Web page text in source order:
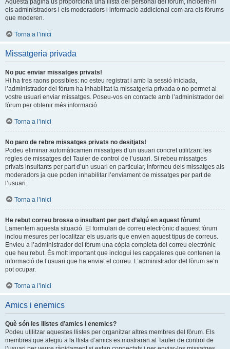
Aquesta pàgina us proporciona una llista del personal del fòrum, incloent-hi
els administradors i els moderadors i informació addicional com ara els fòrums
que moderen.
Torna a l’inici
Missatgeria privada
No puc enviar missatges privats!
Hi ha tres raons possibles: no esteu registrat i amb la sessió iniciada,
l’administrador del fòrum ha inhabilitat la missatgeria privada o no permet al
vostre usuari enviar missatges. Poseu-vos en contacte amb l’administrador del
fòrum per obtenir més informació.
Torna a l’inici
No paro de rebre missatges privats no desitjats!
Podeu eliminar automàticamen missatges d’un usuari concret utilitzant les
regles de missatges del Tauler de control de l’usuari. Si rebeu missatges
privats insultants per part d’un usuari en particular, informeu dels missatges als
moderadors ja que poden inhabilitar l’enviament de missatges per part de
l’usuari.
Torna a l’inici
He rebut correu brossa o insultant per part d’algú en aquest fòrum!
Lamentem aquesta situació. El formulari de correu electrònic d’aquest fòrum
inclou mesures per localitzar els usuaris que envien aquest tipus de correus.
Envieu a l’administrador del fòrum una còpia completa del correu electrònic
que heu rebut. És molt important que inclogui les capçaleres que contenen la
informació de l’usuari que ha enviat el correu. L’administrador del fòrum se’n
pot ocupar.
Torna a l’inici
Amics i enemics
Què són les llistes d’amics i enemics?
Podeu utilitzar aquestes llistes per organitzar altres membres del fòrum. Els
membres que afegiu a la llista d’amics es mostraran al Tauler de control de